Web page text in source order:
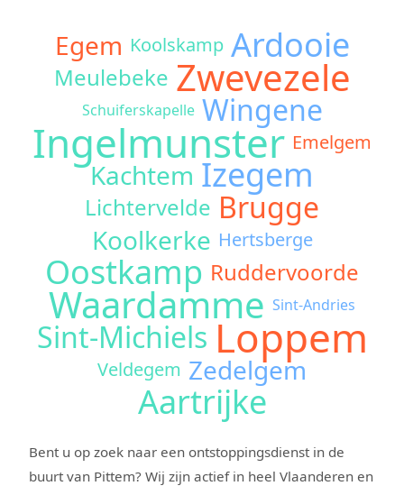
Egem Koolskamp Ardooie
Meulebeke Zwevezele
Schuiferskapelle Wingene
Ingelmunster Emelgem
Kachtem Izegem
Lichtervelde Brugge
Koolkerke Hertsberge
Oostkamp Ruddervoorde
Waardamme Sint-Andries
Sint-MichielsLoppem
Veldegem Zedelgem
Aartrijke
Bent u op zoek naar een ontstoppingsdienst in de
buurt van Pittem? Wij zijn actief in heel Vlaanderen en